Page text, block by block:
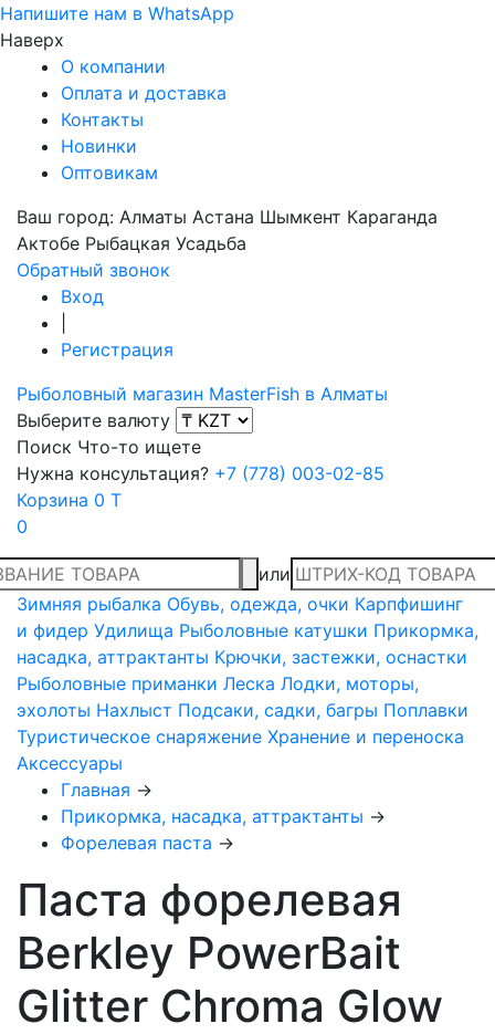
Напишите нам в WhatsApp
Наверх
О компании
Оплата и доставка
Контакты
Новинки
Оптовикам
Ваш город: Алматы Астана Шымкент Караганда
Актобе Рыбацкая Усадьба
Обратный звонок
Вход
Регистрация
Рыболовный магазин MasterFish в Алматы
Выберите валюту
Поиск Что-то ищете
Нужна консультация? +7 (778) 003-02-85
Корзина 0 T
0
или
Зимняя рыбалка Обувь, одежда, очки Карпфишинг
и фидер Удилища Рыболовные катушки Прикормка,
насадка, аттрактанты Крючки, застежки, оснастки
Рыболовные приманки Леска Лодки, моторы,
эхолоты Нахлыст Подсаки, садки, багры Поплавки
Туристическое снаряжение Хранение и переноска
Аксессуары
Главная →
Прикормка, насадка, аттрактанты →
Форелевая паста →
Паста форелевая
Berkley PowerBait
Glitter Chroma Glow